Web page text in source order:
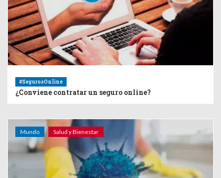
#SegurosOnline
¿Conviene contratar un seguro online?
Mundo Salud y Bienestar